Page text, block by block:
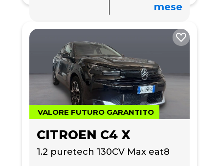
mese
VALORE FUTURO GARANTITO
CITROEN C4 X
1.2 puretech 130CV Max eat8